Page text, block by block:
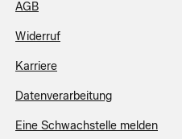
AGB
Widerruf
Karriere
Datenverarbeitung
Eine Schwachstelle melden